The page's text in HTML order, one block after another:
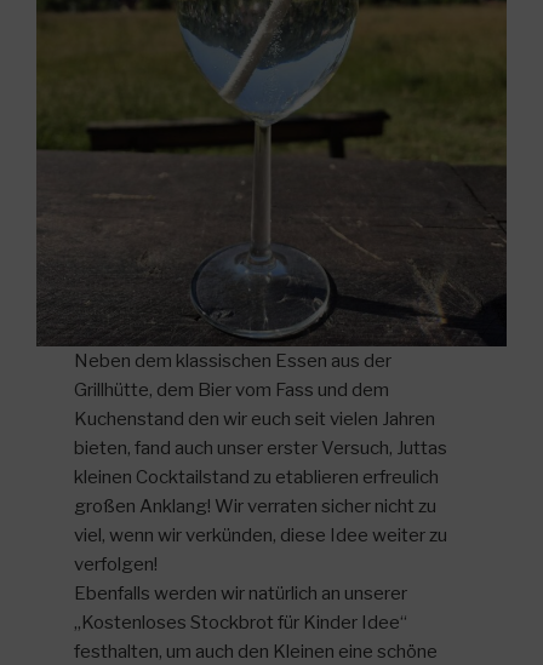
Neben dem klassischen Essen aus der
Grillhütte, dem Bier vom Fass und dem
Kuchenstand den wir euch seit vielen Jahren
bieten, fand auch unser erster Versuch, Juttas
kleinen Cocktailstand zu etablieren erfreulich
großen Anklang! Wir verraten sicher nicht zu
viel, wenn wir verkünden, diese Idee weiter zu
verfolgen!
Ebenfalls werden wir natürlich an unserer
„Kostenloses Stockbrot für Kinder Idee“
festhalten, um auch den Kleinen eine schöne